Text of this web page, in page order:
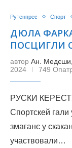
Рутенпрес Спорт
ДЮЛА
ПОСЦИГЛИ
автор Ан. Медєши,
2024
749
РУСКИ
Спортскей гали
змаганє у
участвовали…